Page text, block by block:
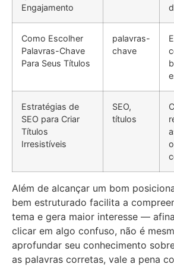
Engajamento
Como Escolher
Palavras-Chave
Para Seus Títulos
palavras-
chave
Estratégias de
SEO para Criar
Títulos
Irresistíveis
SEO,
títulos
Além de alcançar um bom
bem estruturado facilita a
tema e gera maior interesse —
clicar em algo confuso, não é
aprofundar seu conhecimento
as palavras corretas, vale a pena